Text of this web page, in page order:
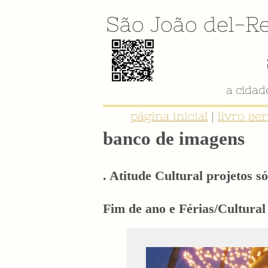
São João del-
a
página inicial | livro
banco de imagens
. Atitude Cultural projetos
Fim de ano e Férias/Cultural